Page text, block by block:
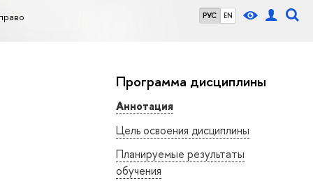
РУС EN
Программа дисциплины
Аннотация
Цель освоения дисциплины
Планируемые результаты
обучения